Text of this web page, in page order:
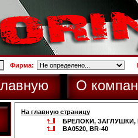
Фирма:
О
На главную страницу
БРЕЛОКИ,
BA0520, BR-40